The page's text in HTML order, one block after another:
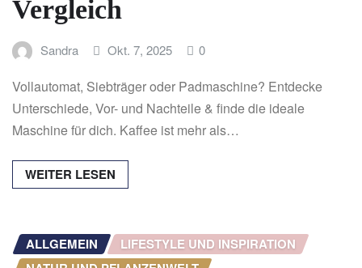
Vergleich
Sandra Okt. 7, 2025 0
Vollautomat, Siebträger oder Padmaschine? Entdecke
Unterschiede, Vor- und Nachteile & finde die ideale
Maschine für dich. Kaffee ist mehr als…
WEITER LESEN
ALLGEMEIN
LIFESTYLE UND INSPIRATION